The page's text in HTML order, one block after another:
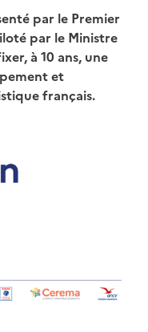
par le Premier
par le Ministre
à 10 ans, une
et
français.